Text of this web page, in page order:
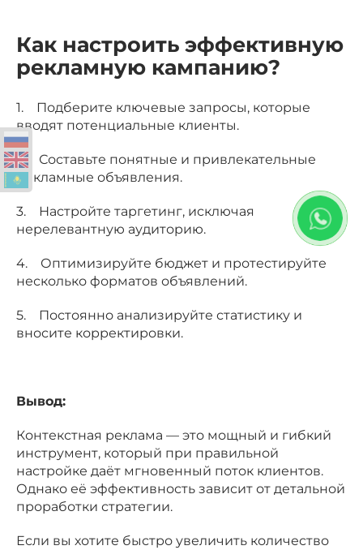
Как настроить эффективную
рекламную кампанию?
1. Подберите ключевые запросы, которые
вводят потенциальные клиенты.
2. Составьте понятные и привлекательные
рекламные объявления.
3. Настройте таргетинг, исключая
нерелевантную аудиторию.
4. Оптимизируйте бюджет и протестируйте
несколько форматов объявлений.
5. Постоянно анализируйте статистику и
вносите корректировки.
Вывод:
Контекстная реклама — это мощный и гибкий
инструмент, который при правильной
настройке даёт мгновенный поток клиентов.
Однако её эффективность зависит от детальной
проработки стратегии.
Если вы хотите быстро увеличить количество